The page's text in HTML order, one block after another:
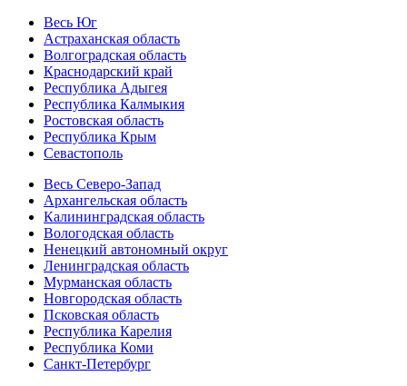
Весь Юг
Астраханская область
Волгоградская область
Краснодарский край
Республика Адыгея
Республика Калмыкия
Ростовская область
Республика Крым
Севастополь
Весь Северо-Запад
Архангельская область
Калининградская область
Вологодская область
Ненецкий автономный округ
Ленинградская область
Мурманская область
Новгородская область
Псковская область
Республика Карелия
Республика Коми
Санкт-Петербург